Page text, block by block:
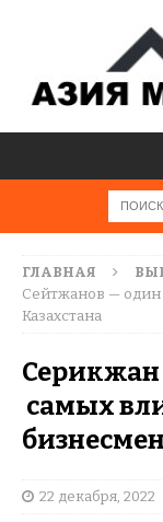
ГЛАВНАЯ
Сейтжанов — один
Казахстана
Серикжан
самых
22 декабря, 2022